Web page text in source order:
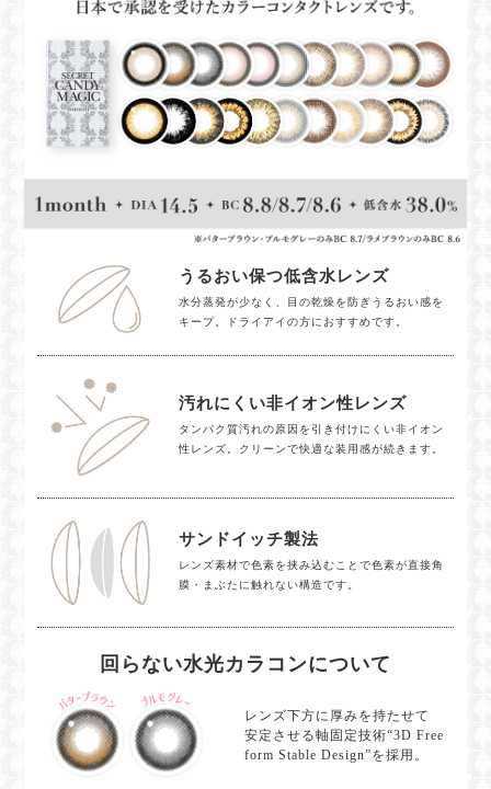
うるおい保つ低含水レンズ
水分蒸発が少なく、目の乾燥を防ぎうるおい感を
キープ。ドライアイの方におすすめです。
汚れにくい非イオン性レンズ
タンパク質汚れの原因を引き付けにくい非イオン
性レンズ。クリーンで快適な装用感が続きます。
サンドイッチ製法
レンズ素材で色素を挟み込むことで色素が直接角
膜・まぶたに触れない構造です。
回らない水光カラコンについて
レンズ下方に厚みを持たせて
安定させる軸固定技術“3D Free
form Stable Design”を採用。